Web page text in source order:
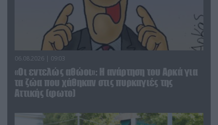
06.08.2026 | 09:03
«Οι εντελώς αθώοι»: Η ανάρτηση του Αρκά για
τα ζώα που χάθηκαν στις πυρκαγιές της
Αττικής (φωτο)